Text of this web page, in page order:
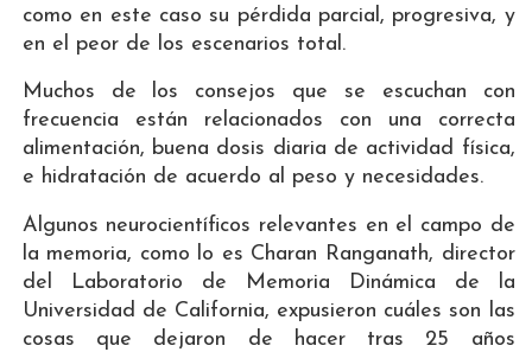
como en este caso su pérdida parcial, progresiva, y
en el peor de los escenarios total.
Muchos de los consejos que se escuchan con
frecuencia están relacionados con una correcta
alimentación, buena dosis diaria de actividad física,
e hidratación de acuerdo al peso y necesidades.
Algunos neurocientíficos relevantes en el campo de
la memoria, como lo es Charan Ranganath, director
del Laboratorio de Memoria Dinámica de la
Universidad de California, expusieron cuáles son las
cosas que dejaron de hacer tras 25 años